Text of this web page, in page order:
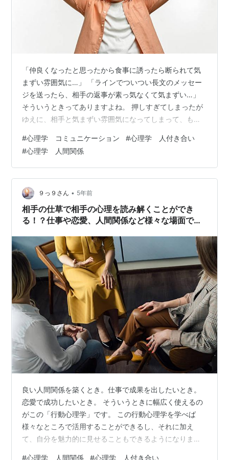
「仲良くなったと思ったから食事に誘ったら断られて気
まずい雰囲気に…」 「ラインでついつい長文のメッセー
ジを送ったら、相手の返事が素っ気なくて気まずい…」
そういうときってありますよね。 押しすぎてしまったが
ゆえに、相手と気まずい雰囲気になってしまって、もう
を何度もしてきました。 そしてその相手と顔を合わせる
のが気まずくなって疎遠になる。 そういうことがよくあ
りました。 相手と自分の熱量の差だったり、相手がめん
どくさいと感じてしまっていたり、理由は様々だと思い
ますが、そういう失敗をしてしまったときにどういう立
ち回りをすれば良いのかをわかっていな…
#心理学 コミュニケーション #心理学 人付き合い
#心理学 人間関係
９っ９さん • 5年前
相手の仕草で相手の心理を読み解くことができ
る！？仕事や恋愛、人間関係など様々な場面で使
良い人間関係を築くとき。仕事で成果を出したいとき。
恋愛で成功したいとき。 そういうときに幅広く使えるの
がこの「行動心理学」です。 この行動心理学を学べば
様々なところで活用することができるし、それに加え
て、自分を魅力的に見せることもできるようになりま
#心理学 人間関係 #心理学 人付き合い